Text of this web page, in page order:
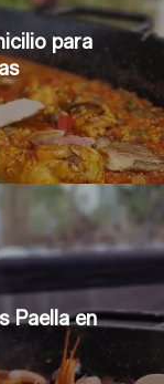
para
Paella en